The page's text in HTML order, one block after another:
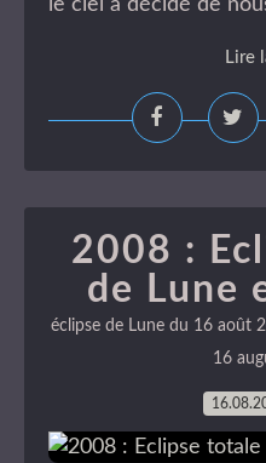
le ciel à décidé de
Lire
2008 :
de Lune
éclipse de Lune du 16 août
16